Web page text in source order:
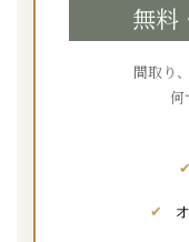
無料
間取り
何
✔
✔